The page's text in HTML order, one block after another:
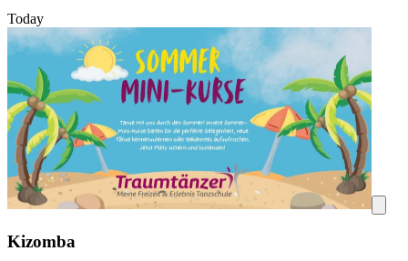
Today
Kizomba